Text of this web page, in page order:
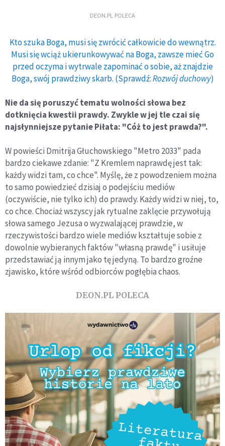
DEON.PL POLECA
Kto szuka Boga, musi się zwrócić całkowicie do wewnątrz.
Musi się wciąż ukierunkowywać na Boga, zawsze mieć Go
przed oczyma i wytrwale zapominać o sobie, aż znajdzie
Boga, swój prawdziwy skarb. (Sprawdź:Rozwój duchowy)
Nie da się poruszyć tematu wolności słowa bez
dotknięcia kwestii prawdy. Zwykle w jej tle czai się
najsłynniejsze pytanie Piłata: "Cóż to jest prawda?".
W powieści Dmitrija Głuchowskiego "Metro 2033" pada
bardzo ciekawe zdanie: "Z Kremlem naprawdę jest tak:
każdy widzi tam, co chce". Myślę, że z powodzeniem można
to samo powiedzieć dzisiaj o podejściu mediów
(oczywiście, nie tylko ich) do prawdy. Każdy widzi w niej, to,
co chce. Chociaż wszyscy jak rytualne zaklęcie przywołują
słowa samego Jezusa o wyzwalającej prawdzie, w
rzeczywistości bardzo wiele mediów kształtuje sobie z
dowolnie wybieranych faktów "własną prawdę" i usiłuje
przedstawiać ją innym jako tę jedyną. To bardzo groźne
zjawisko, które wśród odbiorców pogłębia chaos.
DEON.PL POLECA